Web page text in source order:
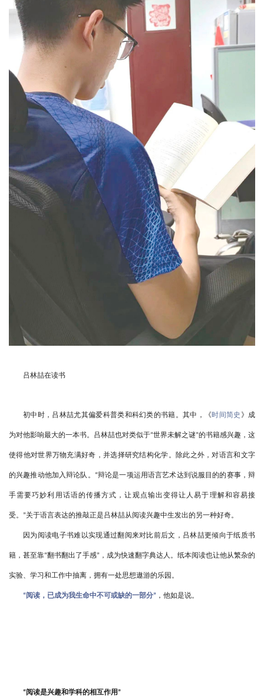
吕林喆在读书
初中时，吕林喆尤其偏爱科普类和科幻类的书籍。其中，《时间简史 》成
为对他影响最大的一本书。吕林喆也对类似于“世界未解之谜”的书籍感兴趣，这
使得他对世界万物充满好奇，并选择研究结构化学。除此之外，对语言和文字
的兴趣推动他加入辩论队。 “辩论是一项运用语言艺术达到说服目的的赛事，辩
手需要巧妙利用话语的传播方式，让观点输出变得让人易于理解和容易接
受。 ”关于语言表达的推敲正是吕林喆从阅读兴趣中生发出的另一种好奇。
因为阅读电子书难以实现通过翻阅来对比前后文，吕林喆更倾向于纸质书
籍，甚至靠“翻书翻出了手感” ，成为快速翻字典达人。纸本阅读也让他从繁杂的
实验、学习和工作中抽离，拥有一处思想遨游的乐园。
“阅读，已成为我生命中不可或缺的一部分” ，他如是说。
“阅读是兴趣和学科的相互作用”